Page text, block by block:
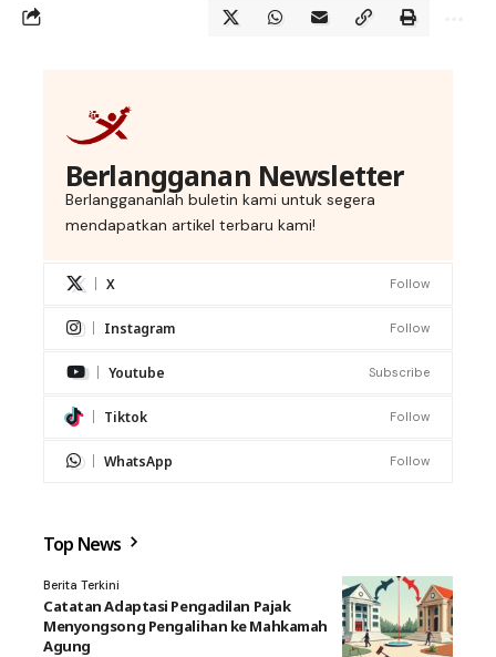
Berlangganan Newsletter
Berlanggananlah buletin kami untuk segera
mendapatkan artikel terbaru kami!
X Follow
Instagram Follow
Youtube Subscribe
Tiktok Follow
WhatsApp Follow
Top News
Berita Terkini
Catatan Adaptasi Pengadilan Pajak
Menyongsong Pengalihan ke Mahkamah
Agung